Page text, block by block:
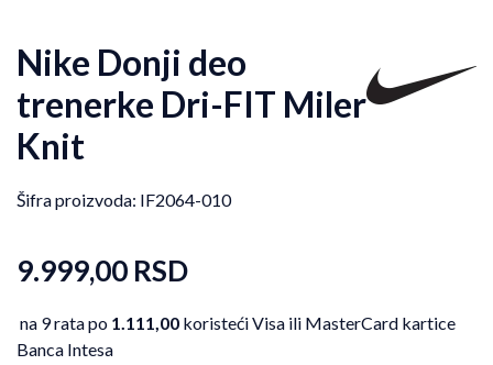
Nike Donji deo
trenerke Dri-FIT Miler
Knit
Šifra proizvoda: IF2064-010
9.999,00 RSD
na 9 rata po 1.111,00 koristeći Visa ili MasterCard kartice
Banca Intesa